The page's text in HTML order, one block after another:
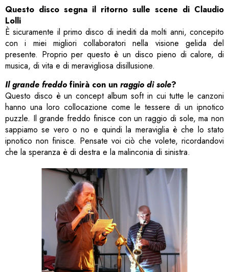
Questo disco segna il ritorno sulle scene di Claudio
Lolli
È sicuramente il primo disco di inediti da molti anni, concepito
con i miei migliori collaboratori nella visione gelida del
presente. Proprio per questo è un disco pieno di calore, di
musica, di vita e di meravigliosa disillusione.
Il grande freddo finirà con un raggio di sole?
Questo disco è un concept album soft in cui tutte le canzoni
hanno una loro collocazione come le tessere di un ipnotico
puzzle. Il grande freddo finisce con un raggio di sole, ma non
sappiamo se vero o no e quindi la meraviglia è che lo stato
ipnotico non finisce. Pensate voi ciò che volete, ricordandovi
che la speranza è di destra e la malinconia di sinistra.